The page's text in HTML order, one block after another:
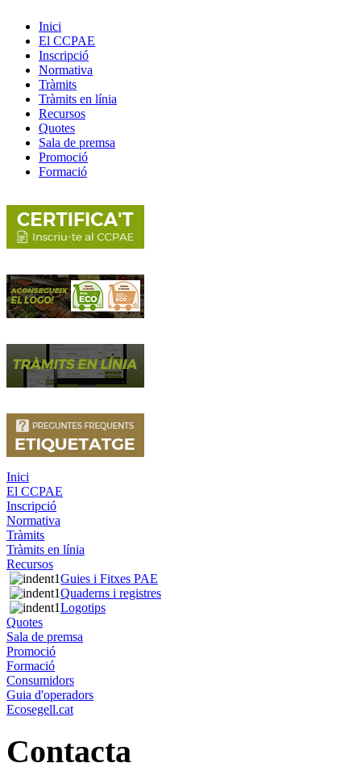
Inici
El CCPAE
Inscripció
Normativa
Tràmits
Tràmits en línia
Recursos
Quotes
Sala de premsa
Promoció
Formació
Inici
El CCPAE
Inscripció
Normativa
Tràmits
Tràmits en línia
Recursos
Guies i Fitxes PAE
Quaderns i registres
Logotips
Quotes
Sala de premsa
Promoció
Formació
Consumidors
Guia d'operadors
Ecosegell.cat
Contacta